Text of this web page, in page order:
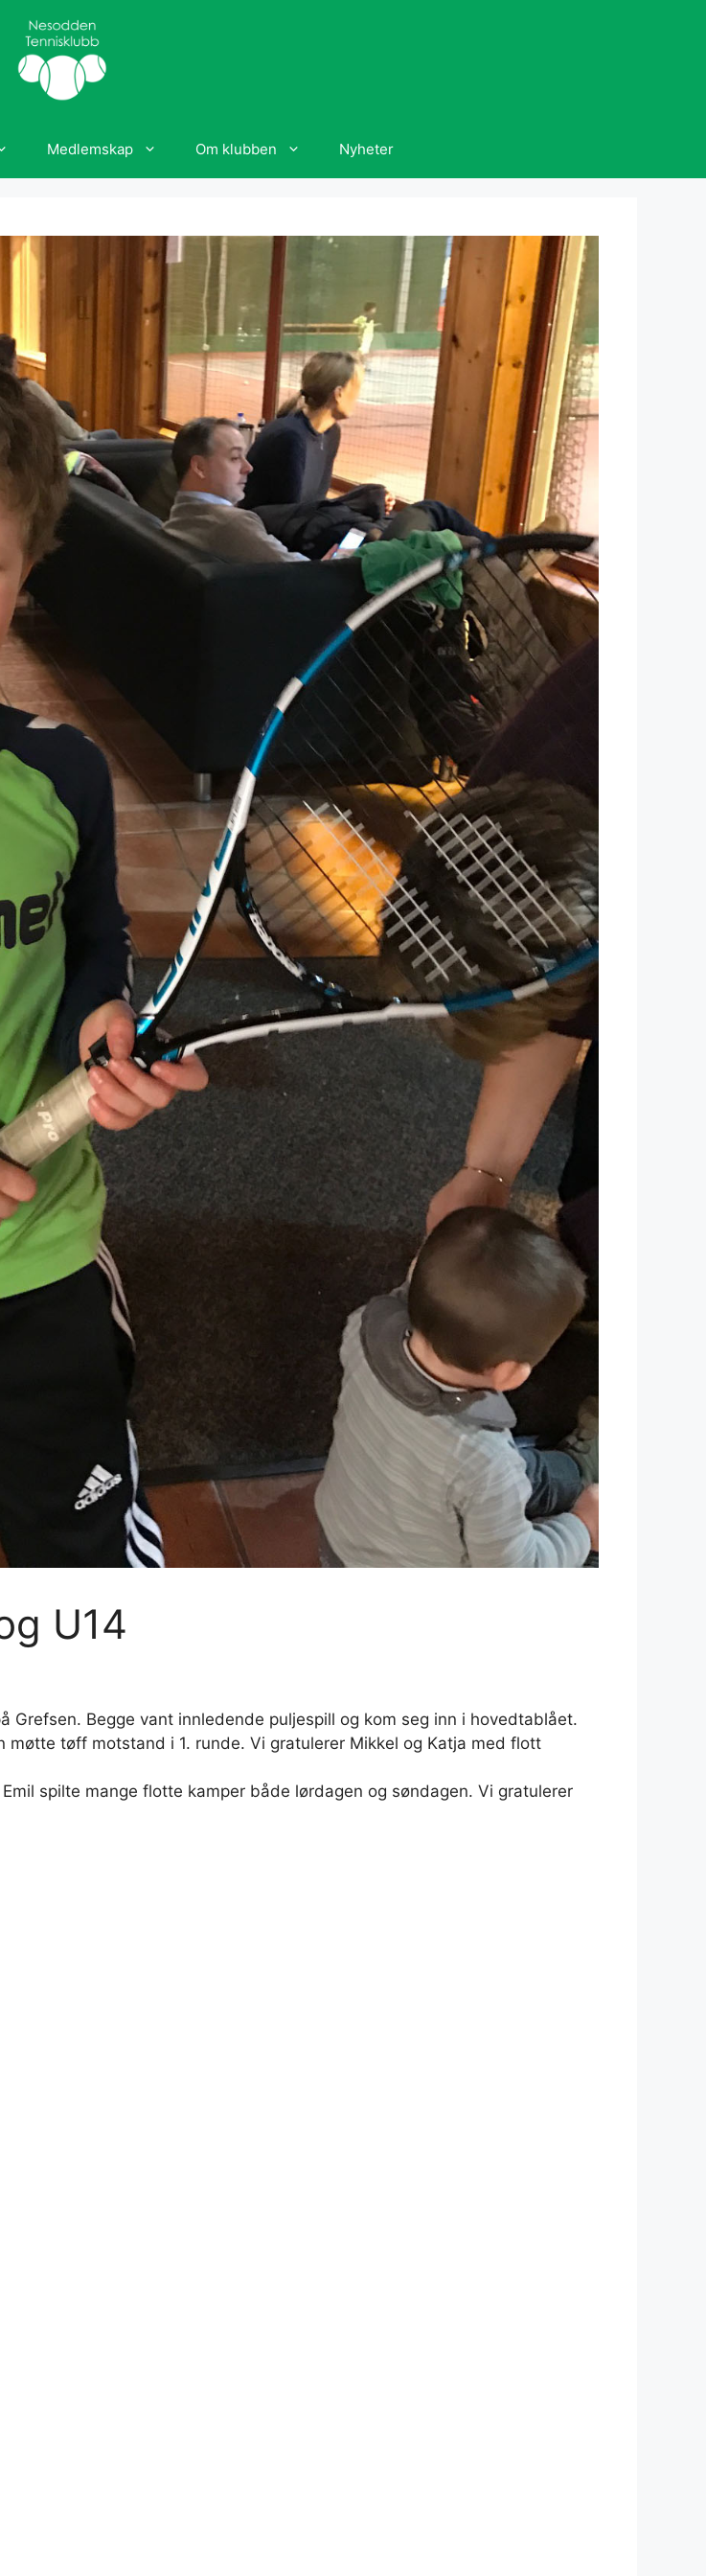
Medlemskap Om klubben Nyheter
U14
Grefsen. Begge vant innledende puljespill og kom seg inn i hovedtablået.
tøff motstand i 1. runde. Vi gratulerer Mikkel og Katja med flott
spilte mange flotte kamper både lørdagen og søndagen. Vi gratulerer